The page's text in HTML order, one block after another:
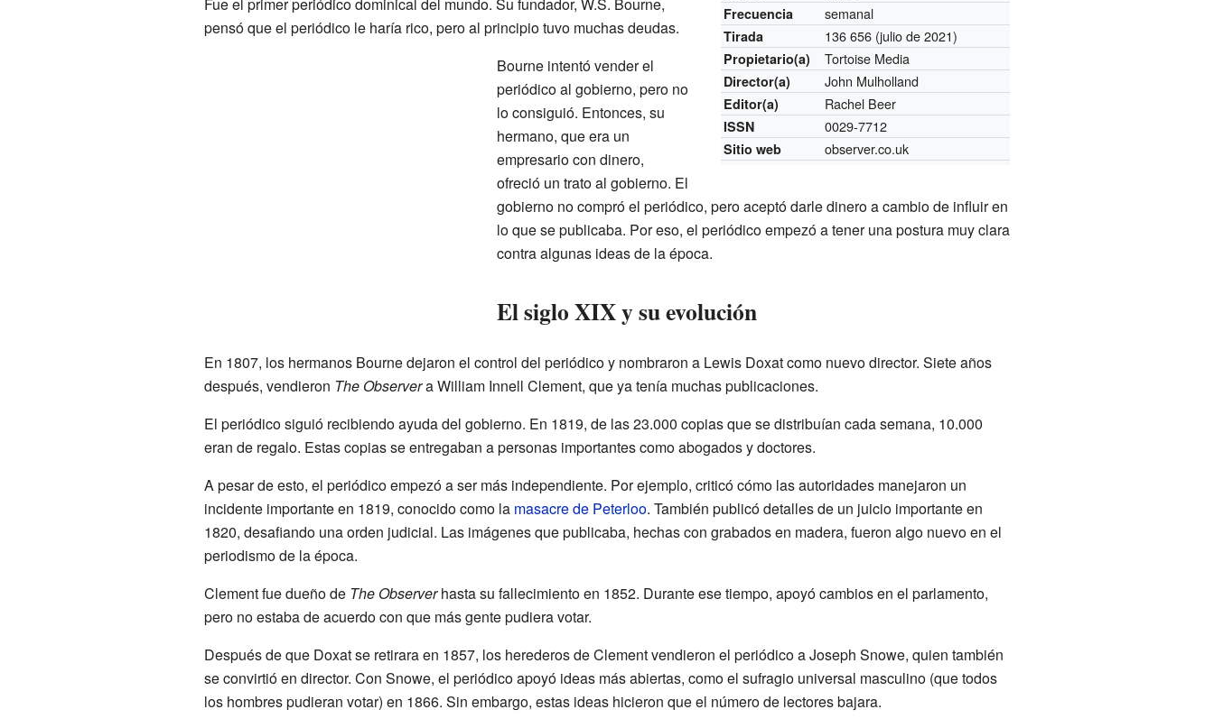
Frecuencia semanal
Tirada 136 656 (julio de 2021)
Propietario(a) Tortoise Media
Director(a) John Mulholland
Editor(a) Rachel Beer
ISSN 0029-7712
Sitio web observer.co.uk
pensó que el periódico le haría rico, pero al principio tuvo muchas deudas.
Bourne intentó vender el
periódico al gobierno, pero no
lo consiguió. Entonces, su
hermano, que era un
empresario con dinero,
ofreció un trato al gobierno. El
gobierno no compró el periódico, pero aceptó darle dinero a cambio de influir en
lo que se publicaba. Por eso, el periódico empezó a tener una postura muy clara
contra algunas ideas de la época.
El siglo XIX y su evolución
En 1807, los hermanos Bourne dejaron el control del periódico y nombraron a Lewis Doxat como nuevo director. Siete años
después, vendieron The Observera William Innell Clement, que ya tenía muchas publicaciones.
El periódico siguió recibiendo ayuda del gobierno. En 1819, de las 23.000 copias que se distribuían cada semana, 10.000
eran de regalo. Estas copias se entregaban a personas importantes como abogados y doctores.
A pesar de esto, el periódico empezó a ser más independiente. Por ejemplo, criticó cómo las autoridades manejaron un
incidente importante en 1819, conocido como la masacre de Peterloo. También publicó detalles de un juicio importante en
1820, desafiando una orden judicial. Las imágenes que publicaba, hechas con grabados en madera, fueron algo nuevo en el
periodismo de la época.
Clement fue dueño de The Observerhasta su fallecimiento en 1852. Durante ese tiempo, apoyó cambios en el parlamento,
pero no estaba de acuerdo con que más gente pudiera votar.
Después de que Doxat se retirara en 1857, los herederos de Clement vendieron el periódico a Joseph Snowe, quien también
se convirtió en director. Con Snowe, el periódico apoyó ideas más abiertas, como el sufragio universal masculino (que todos
los hombres pudieran votar) en 1866. Sin embargo, estas ideas hicieron que el número de lectores bajara.